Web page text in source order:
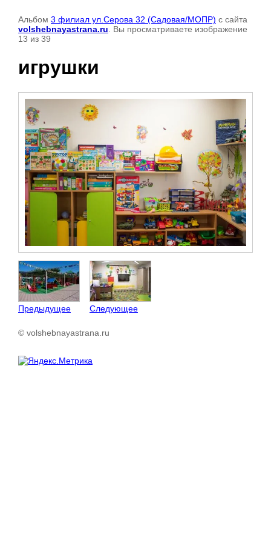
Альбом 3 филиал ул.Серова 32 (Садовая/МОПР) с сайта
volshebnayastrana.ru . Вы просматриваете изображение
13 из 39
игрушки
Предыдущее Следующее
© volshebnayastrana.ru